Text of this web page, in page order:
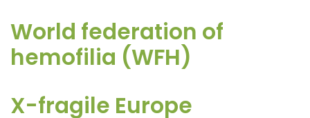
World federation of
hemofilia (WFH)
X-fragile Europe